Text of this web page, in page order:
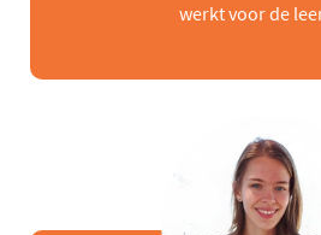
werkt voor de